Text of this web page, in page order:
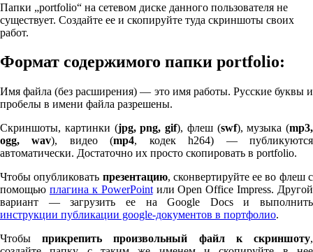
Папки „port­fo­lio“ на сетевом диске данного пользователя не
существует. Создайте ее и скопируйте туда скриншоты своих
работ.
Формат содержимого папки port­fo­lio:
Имя файла (без расширения) — это имя работы. Русские буквы и
пробелы в имени файла разрешены.
Скриншоты, картинки (jpg, png, gif), флеш (swf), музыка (mp3,
ogg, wav), видео (mp4, кодек h264) — публикуются
автоматически. Достаточно их просто скопировать в port­fo­lio.
Чтобы опубликовать презентацию, сконвертируйте ее во флеш с
помощью плагина к Pow­er­Pointили Open Office Impress. Другой
вариант — загрузить ее на Google Docs и выполнить
инструкции публикации google-документов в портфолио.
Чтобыприкрепить произвольный файл к скриншоту,